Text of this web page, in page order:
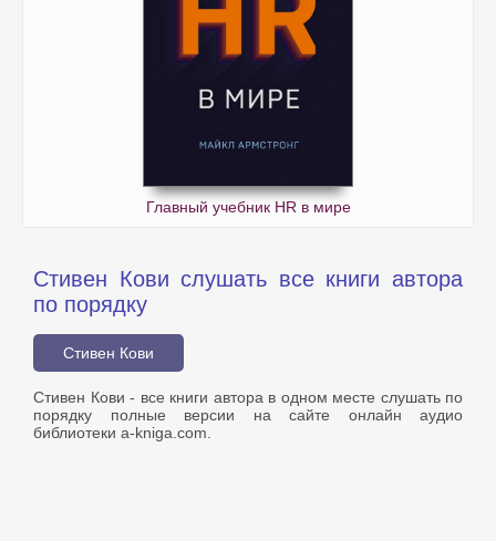
Главный учебник HR в мире
Стивен Кови слушать все книги автора
по порядку
Стивен Кови
Стивен Кови - все книги автора в одном месте слушать по
порядку полные версии на сайте онлайн аудио
библиотеки a-kniga.com.